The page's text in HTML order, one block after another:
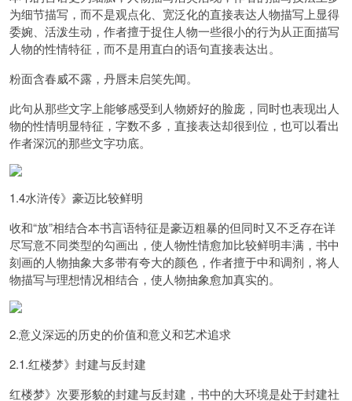
为细节描写，而不是观点化、宽泛化的直接表达人物描写上显得
委婉、活泼生动，作者擅于捉住人物一些很小的行为从正面描写
人物的性情特征，而不是用直白的语句直接表达出。
粉面含春威不露，丹唇未启笑先闻。
此句从那些文字上能够感受到人物娇好的脸庞，同时也表现出人
物的性情明显特征，字数不多，直接表达却很到位，也可以看出
作者深沉的那些文字功底。
1.4水浒传》豪迈比较鲜明
收和“放”相结合本书言语特征是豪迈粗暴的但同时又不乏存在详
尽写意不同类型的勾画出，使人物性情愈加比较鲜明丰满，书中
刻画的人物抽象大多带有夸大的颜色，作者擅于中和调剂，将人
物描写与理想情况相结合，使人物抽象愈加真实的。
2.意义深远的历史的价值和意义和艺术追求
2.1.红楼梦》封建与反封建
红楼梦》次要形貌的封建与反封建，书中的大环境是处于封建社